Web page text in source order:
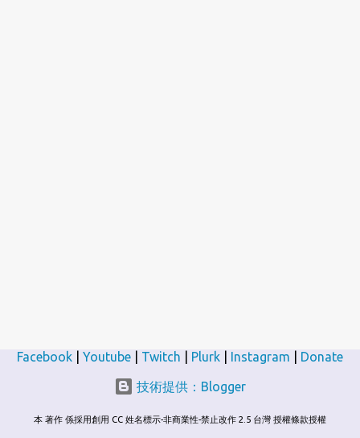
Facebook Youtube Twitch Plurk Instagram Donate
技術提供：Blogger
本 著作 係採用創用 CC 姓名標示-非商業性-禁止改作 2.5 台灣 授權條款授權